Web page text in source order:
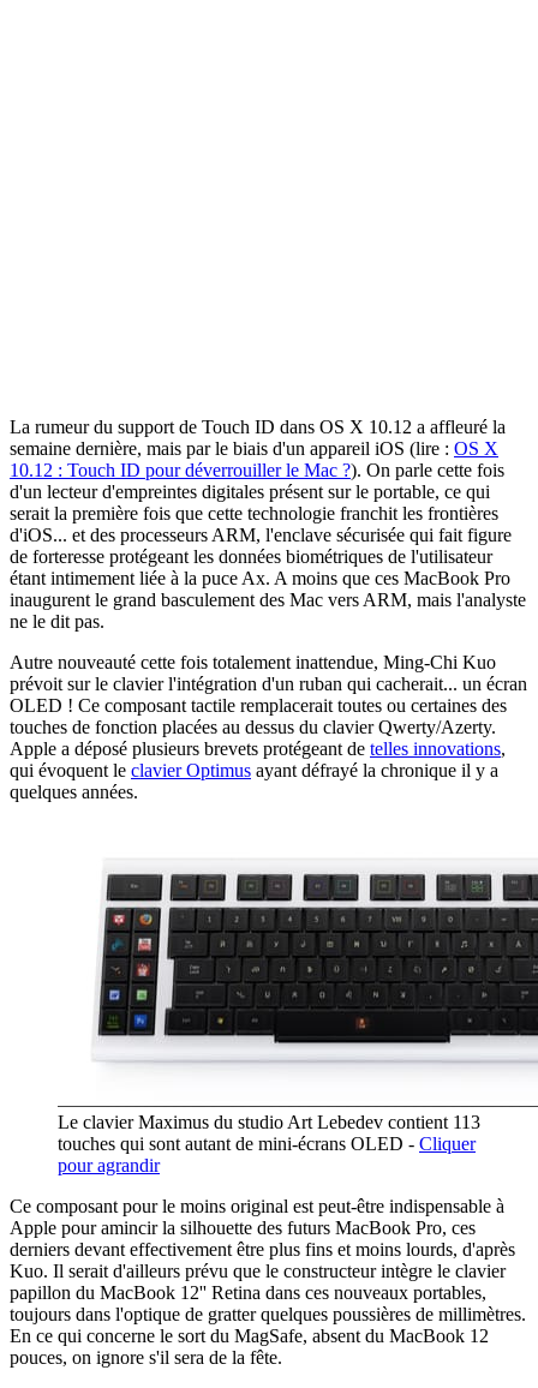
La rumeur du support de Touch ID dans OS X 10.12 a affleuré la
semaine dernière, mais par le biais d'un appareil iOS (lire : OS X
10.12 : Touch ID pour déverrouiller le Mac ?). On parle cette fois
d'un lecteur d'empreintes digitales présent sur le portable, ce qui
serait la première fois que cette technologie franchit les frontières
d'iOS... et des processeurs ARM, l'enclave sécurisée qui fait figure
de forteresse protégeant les données biométriques de l'utilisateur
étant intimement liée à la puce Ax. A moins que ces MacBook Pro
inaugurent le grand basculement des Mac vers ARM, mais l'analyste
ne le dit pas.
Autre nouveauté cette fois totalement inattendue, Ming-Chi Kuo
prévoit sur le clavier l'intégration d'un ruban qui cacherait... un écran
OLED ! Ce composant tactile remplacerait toutes ou certaines des
touches de fonction placées au dessus du clavier Qwerty/Azerty.
Apple a déposé plusieurs brevets protégeant de telles innovations,
qui évoquent le clavier Optimus ayant défrayé la chronique il y a
quelques années.
Le clavier Maximus du studio Art Lebedev contient 113
touches qui sont autant de mini-écrans OLED - Cliquer
pour agrandir
Ce composant pour le moins original est peut-être indispensable à
Apple pour amincir la silhouette des futurs MacBook Pro, ces
derniers devant effectivement être plus fins et moins lourds, d'après
Kuo. Il serait d'ailleurs prévu que le constructeur intègre le clavier
papillon du MacBook 12'' Retina dans ces nouveaux portables,
toujours dans l'optique de gratter quelques poussières de millimètres.
En ce qui concerne le sort du MagSafe, absent du MacBook 12
pouces, on ignore s'il sera de la fête.